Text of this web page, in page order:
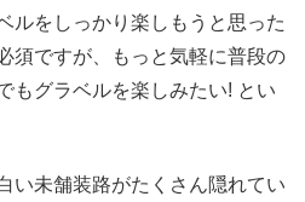
ルをしっかり楽しもうと思った
須ですが、もっと気軽に普段の
もグラベルを楽しみたい! とい
い未舗装路がたくさん隠れてい